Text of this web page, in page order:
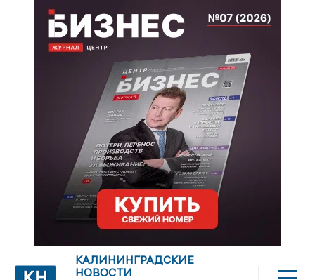
КАЛИНИНГРАДСКИЕ
НОВОСТИ